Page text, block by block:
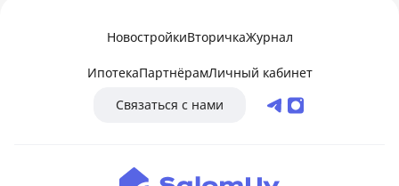
НовостройкиВторичкаЖурнал
ИпотекаПартнёрамЛичный кабинет
Связаться с нами